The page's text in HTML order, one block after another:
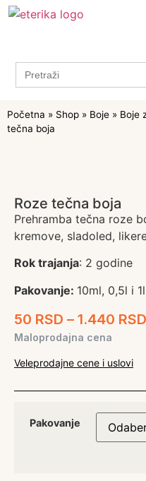
Search
for:
Početna » Shop » Boje » Boje
tečna boja
Roze tečna boja
Prehramba tečna roze
kremove, sladoled,
Rok trajanja: 2 godine
Pakovanje: 10ml, 0,5l i 1l
50 RSD – 1.440 RSD
Maloprodajna cena
Veleprodajne cene i uslovi
Pakovanje